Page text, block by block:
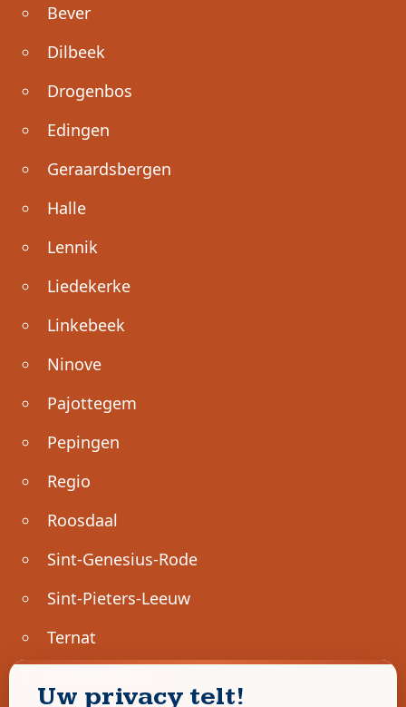
Bever
Dilbeek
Drogenbos
Edingen
Geraardsbergen
Halle
Lennik
Liedekerke
Linkebeek
Ninove
Pajottegem
Pepingen
Regio
Roosdaal
Sint-Genesius-Rode
Sint-Pieters-Leeuw
Ternat
Uw privacy telt!